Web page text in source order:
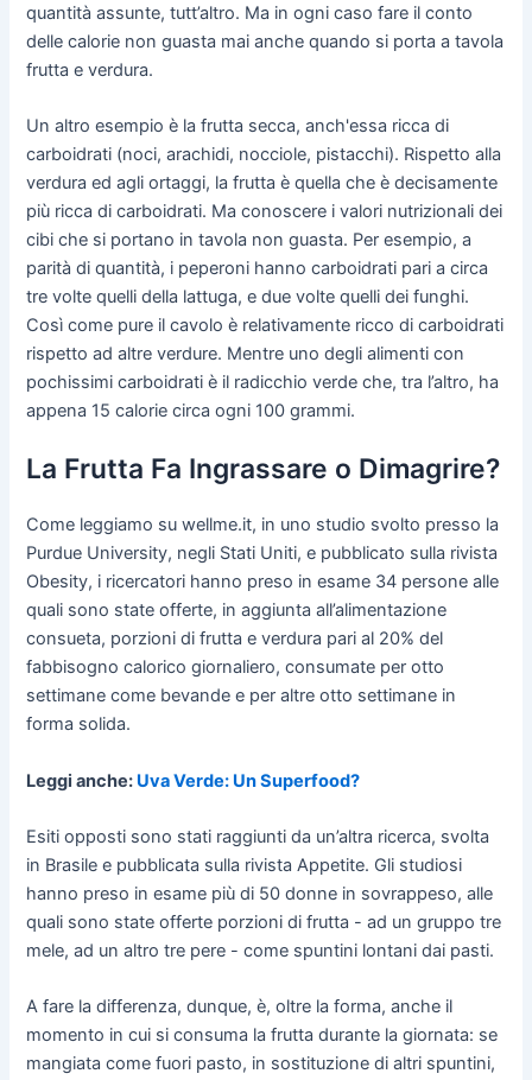
quantità assunte, tutt’altro. Ma in ogni caso fare il conto
delle calorie non guasta mai anche quando si porta a tavola
frutta e verdura.
Un altro esempio è la frutta secca, anch'essa ricca di
carboidrati (noci, arachidi, nocciole, pistacchi). Rispetto alla
verdura ed agli ortaggi, la frutta è quella che è decisamente
più ricca di carboidrati. Ma conoscere i valori nutrizionali dei
cibi che si portano in tavola non guasta. Per esempio, a
parità di quantità, i peperoni hanno carboidrati pari a circa
tre volte quelli della lattuga, e due volte quelli dei funghi.
Così come pure il cavolo è relativamente ricco di carboidrati
rispetto ad altre verdure. Mentre uno degli alimenti con
pochissimi carboidrati è il radicchio verde che, tra l’altro, ha
appena 15 calorie circa ogni 100 grammi.
La Frutta Fa Ingrassare o Dimagrire?
Come leggiamo su wellme.it, in uno studio svolto presso la
Purdue University, negli Stati Uniti, e pubblicato sulla rivista
Obesity, i ricercatori hanno preso in esame 34 persone alle
quali sono state offerte, in aggiunta all’alimentazione
consueta, porzioni di frutta e verdura pari al 20% del
fabbisogno calorico giornaliero, consumate per otto
settimane come bevande e per altre otto settimane in
forma solida.
Leggi anche: Uva Verde: Un Superfood?
Esiti opposti sono stati raggiunti da un’altra ricerca, svolta
in Brasile e pubblicata sulla rivista Appetite. Gli studiosi
hanno preso in esame più di 50 donne in sovrappeso, alle
quali sono state offerte porzioni di frutta - ad un gruppo tre
mele, ad un altro tre pere - come spuntini lontani dai pasti.
A fare la differenza, dunque, è, oltre la forma, anche il
momento in cui si consuma la frutta durante la giornata: se
mangiata come fuori pasto, in sostituzione di altri spuntini,